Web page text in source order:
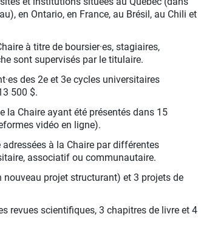
en Ontario, en France, au Brésil, au Chili et
à titre de boursier·es, stagiaires,
sont supervisés par le titulaire.
des 2e et 3e cycles universitaires
500 $.
la Chaire ayant été présentés dans 15
vidéo en ligne).
à la Chaire par différentes
associatif ou communautaire.
nouveau projet structurant) et 3 projets de
revues scientifiques, 3 chapitres de livre et 4